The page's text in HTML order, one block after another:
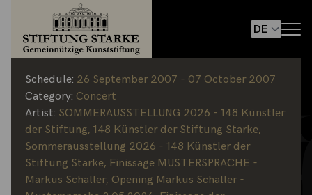
Schedule: 26 September 2007 - 07 October 2007
Category: Concert
Artist: SOMMERAUSSTELLUNG 2026 - 148 Künstler
der Stiftung, 148 Künstler der Stiftung Starke,
Sommerausstellung 2026 - 148 Künstler der
Stiftung Starke, Finissage MUSTERSPRACHE -
Markus Schaller, Opening Markus Schaller -